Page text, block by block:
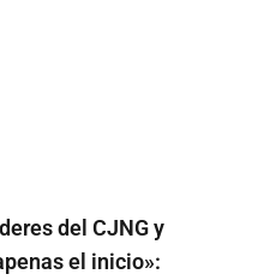
del CJNG y
el inicio»: